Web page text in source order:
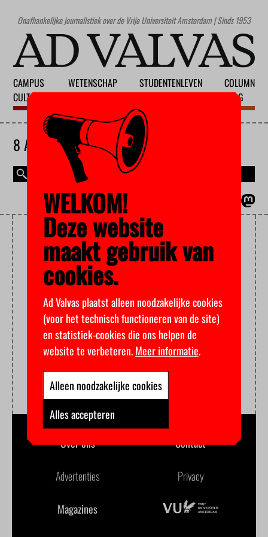
Onafhankelijke journalistiek over de Vrije Universiteit Amsterdam | Sinds 1953
CAMPUS
CULTUUR
WETENSCHAP
STUDENTENLEVEN
COLUMN
BLOG
8 AUGUSTUS 2026
BEZET
Over ons Contact
Advertenties Privacy
Magazines
WELKOM!
Deze website
maakt gebruik van
cookies.
Ad Valvas plaatst alleen noodzakelijke cookies
(voor het technisch functioneren van de site)
en statistiek-cookies die ons helpen de
website te verbeteren.Meer informatie.
Alleen noodzakelijke cookies
Alles accepteren